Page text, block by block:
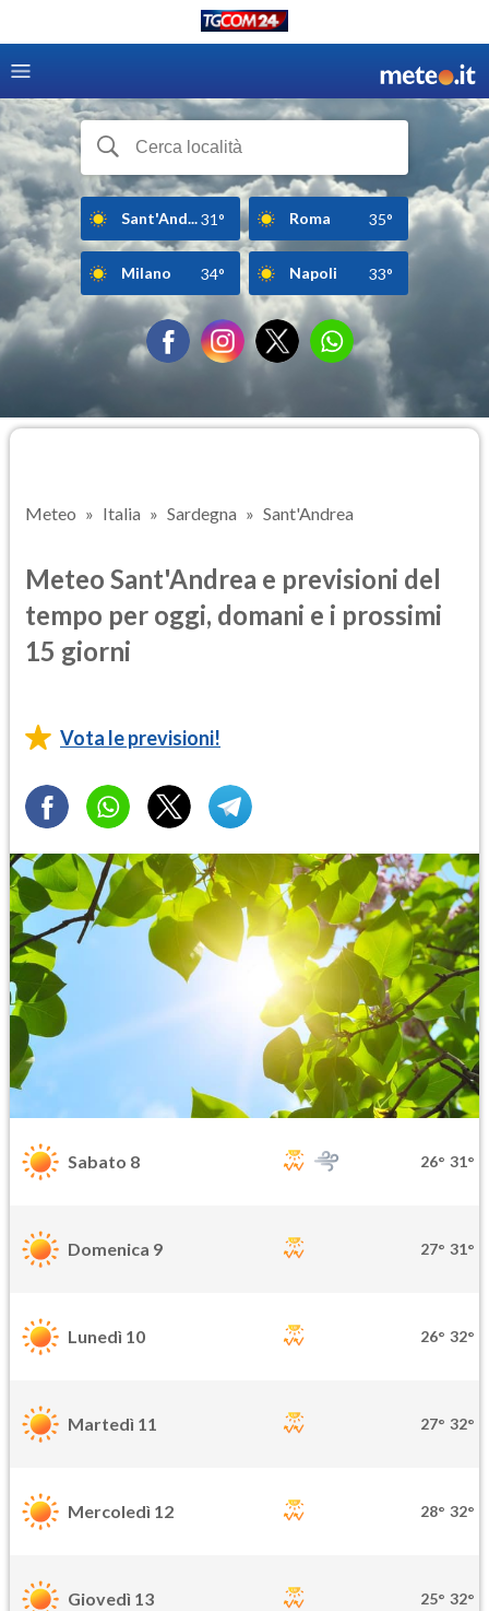
Sant'And...31° Roma 35°
Milano 34° Napoli 33°
Meteo Italia Sardegna Sant'Andrea
Meteo Sant'Andrea e previsioni del
tempo per oggi, domani e i prossimi
15 giorni
Vota le previsioni!
Sabato 8 26° 31°
Domenica 9 27° 31°
Lunedì 10 26° 32°
Martedì 11 27° 32°
Mercoledì 12 28° 32°
Giovedì 13 25° 32°